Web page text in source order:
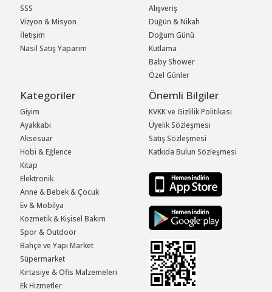
SSS
Vizyon & Misyon
İletişim
Nasıl Satış Yaparım
Alışveriş
Düğün & Nikah
Doğum Günü
Kutlama
Baby Shower
Özel Günler
Kategoriler
Giyim
Ayakkabı
Aksesuar
Hobi & Eğlence
Kitap
Elektronik
Anne & Bebek & Çocuk
Ev & Mobilya
Kozmetik & Kişisel Bakım
Spor & Outdoor
Bahçe ve Yapı Market
Süpermarket
Kırtasiye & Ofis Malzemeleri
Ek Hizmetler
Önemli Bilgiler
KVKK ve Gizlilik Politikası
Üyelik Sözleşmesi
Satış Sözleşmesi
Katkıda Bulun Sözleşmesi